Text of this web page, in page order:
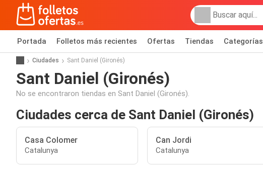
Portada Folletos más recientes Ofertas Tiendas Categorías
Ciudades Sant Daniel (Gironés)
Sant Daniel (Gironés)
No se encontraron tiendas en Sant Daniel (Gironés).
Ciudades cerca de Sant Daniel (Gironés)
Casa Colomer
Catalunya
Can Jordi
Catalunya